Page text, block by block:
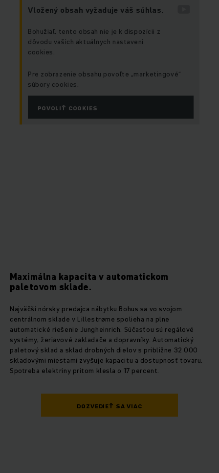
Vložený obsah vyžaduje váš súhlas.
Bohužiaľ, tento obsah nie je k dispozícii z
dôvodu vašich aktuálnych nastavení
cookies.
Pre zobrazenie obsahu povoľte „marketingové“
súbory cookies.
POVOLIŤ COOKIES
Maximálna kapacita v automatickom
paletovom sklade.
Najväčší nórsky predajca nábytku Bohus sa vo svojom
centrálnom sklade v Lillestrøme spolieha na plne
automatické riešenie Jungheinrich. Súčasťou sú regálové
systémy, žeriavové zakladače a dopravníky. Automatický
paletový sklad a sklad drobných dielov s približne 32 000
skladovými miestami zvyšuje kapacitu a dostupnosť tovaru.
Spotreba elektriny pritom klesla o 17 percent.
DOZVEDIEŤ SA VIAC